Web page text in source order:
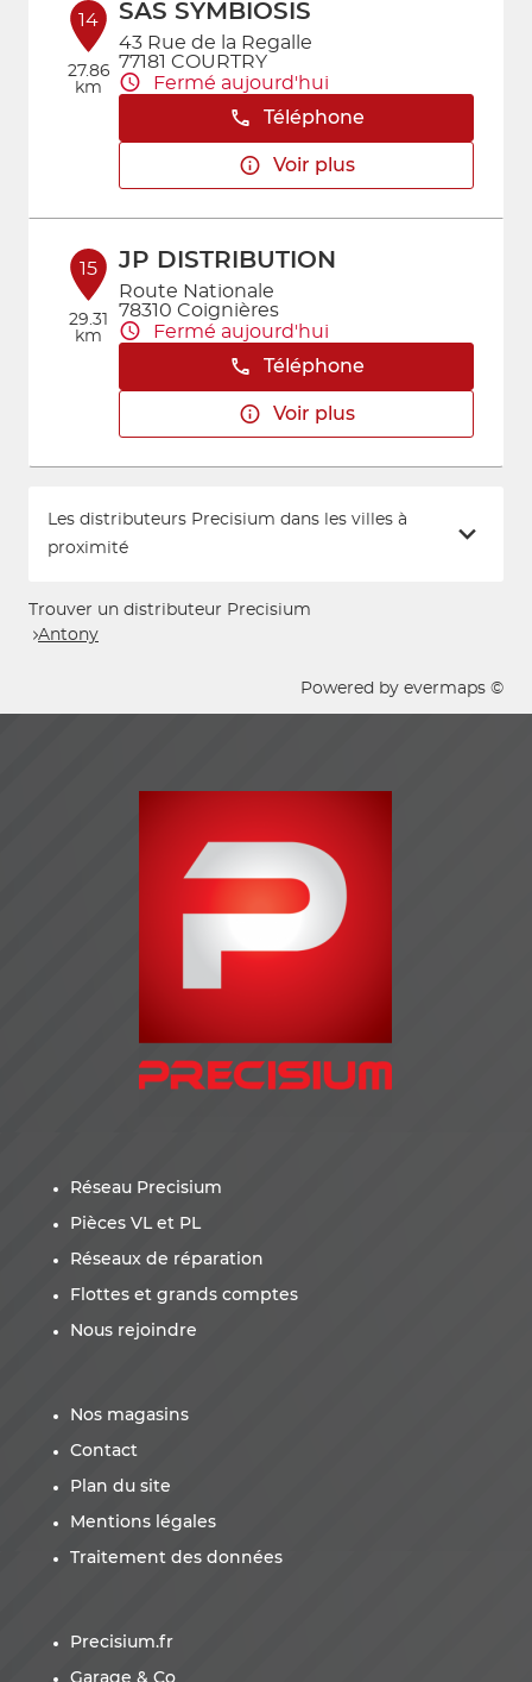
14
27.86
km
SAS SYMBIOSIS
43 Rue de la Regalle
77181 COURTRY
Fermé aujourd'hui
Téléphone
Voir plus
15
29.31
km
JP DISTRIBUTION
Route Nationale
78310 Coignières
Fermé aujourd'hui
Téléphone
Voir plus
Les distributeurs Precisium dans les villes à
proximité
Trouver un distributeur Precisium
Antony
Powered by evermaps ©
Réseau Precisium
Pièces VL et PL
Réseaux de réparation
Flottes et grands comptes
Nous rejoindre
Nos magasins
Contact
Plan du site
Mentions légales
Traitement des données
Precisium.fr